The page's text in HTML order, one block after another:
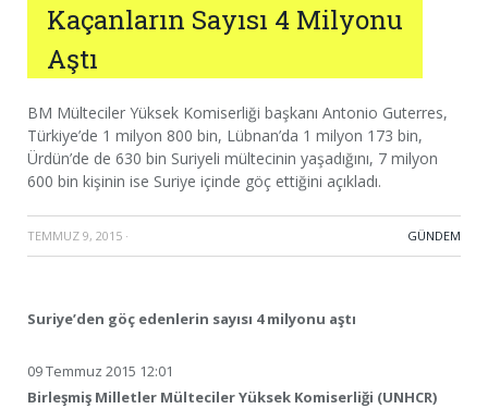
Kaçanların Sayısı 4 Milyonu
Aştı
BM Mülteciler Yüksek Komiserliği başkanı Antonio Guterres,
Türkiye’de 1 milyon 800 bin, Lübnan’da 1 milyon 173 bin,
Ürdün’de de 630 bin Suriyeli mültecinin yaşadığını, 7 milyon
600 bin kişinin ise Suriye içinde göç ettiğini açıkladı.
TEMMUZ 9, 2015 · GÜNDEM
Suriye’den göç edenlerin sayısı 4 milyonu aştı
09 Temmuz 2015 12:01
Birleşmiş Milletler Mülteciler Yüksek Komiserliği (UNHCR)